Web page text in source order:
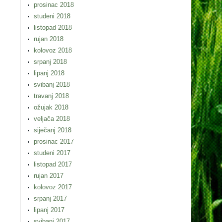
prosinac 2018
studeni 2018
listopad 2018
rujan 2018
kolovoz 2018
srpanj 2018
lipanj 2018
svibanj 2018
travanj 2018
ožujak 2018
veljača 2018
siječanj 2018
prosinac 2017
studeni 2017
listopad 2017
rujan 2017
kolovoz 2017
srpanj 2017
lipanj 2017